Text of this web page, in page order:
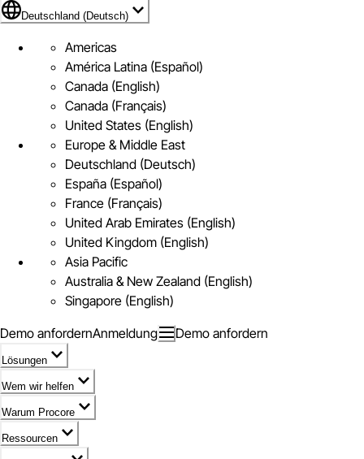
Markieren des Symbols für Deutschland (Deutsch)
Deutschland (Deutsch)
Americas
América Latina (Español)
Canada (English)
Canada (Français)
United States (English)
Europe & Middle East
Deutschland (Deutsch)
España (Español)
France (Français)
United Arab Emirates (English)
United Kingdom (English)
Asia Pacific
Australia & New Zealand (English)
Singapore (English)
Demo anfordernAnmeldung Demo anfordern
Lösungen
Wem wir helfen
Warum Procore
Ressourcen